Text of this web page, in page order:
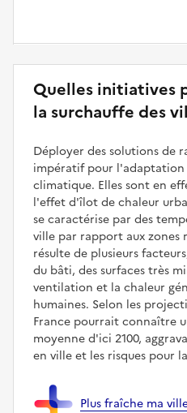
Quelles initiatives
la surchauffe des
Déployer des solutions de
impératif pour l'adaptation
climatique. Elles sont en
l'effet d'îlot de chaleur
se caractérise par des
ville par rapport aux zones
résulte de plusieurs
du bâti, des surfaces très
ventilation et la chaleur
humaines. Selon les
France pourrait connaître
moyenne d'ici 2100,
en ville et les risques pour
Plus fraîche ma